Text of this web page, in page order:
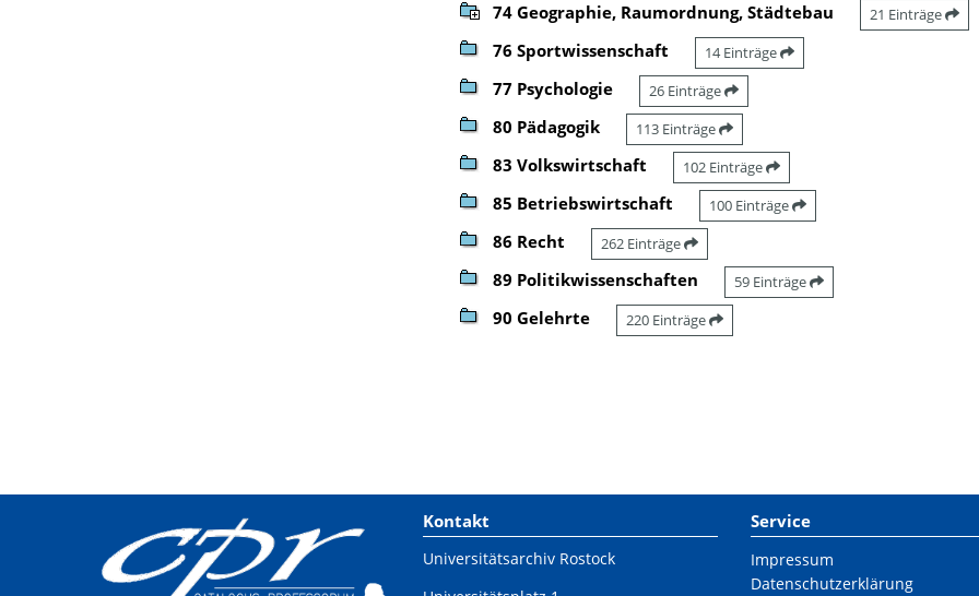
74 Geographie, Raumordnung, Städtebau 21 Einträge
76 Sportwissenschaft 14 Einträge
77 Psychologie 26 Einträge
80 Pädagogik 113 Einträge
83 Volkswirtschaft 102 Einträge
85 Betriebswirtschaft 100 Einträge
86 Recht 262 Einträge
89 Politikwissenschaften 59 Einträge
90 Gelehrte 220 Einträge
Kontakt
Universitätsarchiv Rostock
Service
Impressum
Datenschutzerklärung